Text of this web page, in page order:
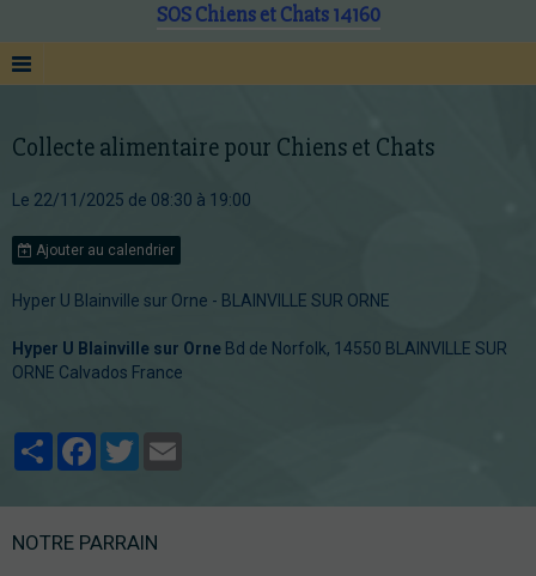
SOS Chiens et Chats 14160
Collecte alimentaire pour Chiens et Chats
Le 22/11/2025 de 08:30 à 19:00
Ajouter au calendrier
Hyper U Blainville sur Orne - BLAINVILLE SUR ORNE
Hyper U Blainville sur Orne Bd de Norfolk, 14550 BLAINVILLE SUR
ORNE Calvados France
PartagerFacebookTwitter
NOTRE PARRAIN